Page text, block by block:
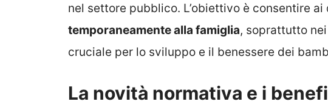
nel settore pubblico. L’obiettivo è consentire
temporaneamente alla famiglia, soprattutto
cruciale per lo sviluppo e il benessere dei
La novità normativa e i